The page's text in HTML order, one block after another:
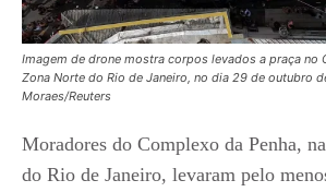
Imagem de drone mostra corpos levados a praça no
Zona Norte do Rio de Janeiro, no dia 29 de outubro
Moraes/Reuters
Moradores do Complexo da Penha,
do Rio de Janeiro, levaram pelo